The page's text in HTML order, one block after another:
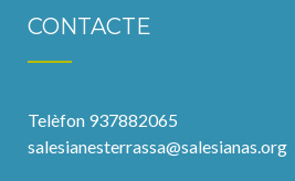
CONTACTE
Telèfon 937882065
salesianesterrassa@salesianas.org